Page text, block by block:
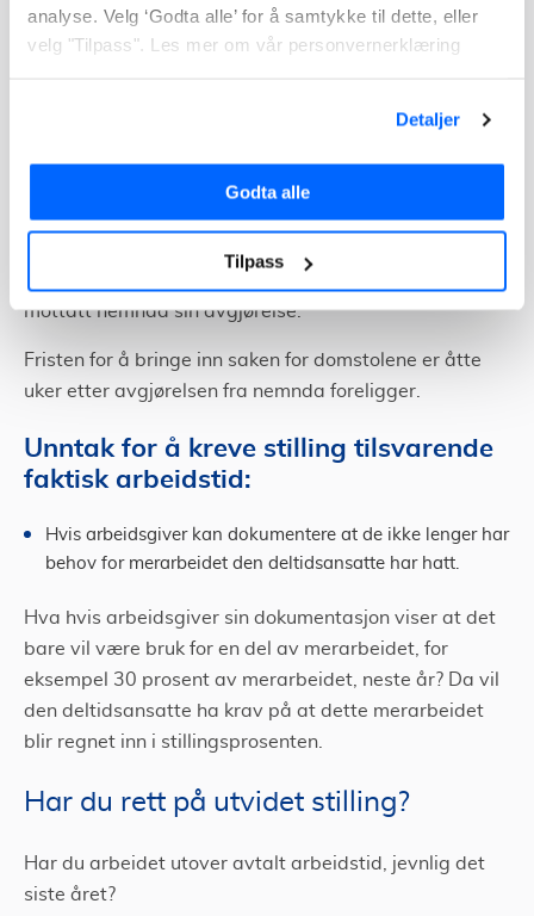
analyse. Velg ‘Godta alle’ for å samtykke til dette, eller
velg "Tilpass". Les mer om vår personvernerklæring
Detaljer
Godta alle
Tilpass
arbeidsgivers avslag.
Tvisteløsningsnemnda mottar veldig mange saker om
rett til stilling tilsvarende faktisk arbeidstid. Derfor må
mottatt nemnda sin avgjørelse.
Fristen for å bringe inn saken for domstolene er åtte
uker etter avgjørelsen fra nemnda foreligger.
Unntak for å kreve stilling tilsvarende
faktisk arbeidstid:
Hvis arbeidsgiver kan dokumentere at de ikke lenger har
behov for merarbeidet den deltidsansatte har hatt.
Hva hvis arbeidsgiver sin dokumentasjon viser at det
bare vil være bruk for en del av merarbeidet, for
eksempel 30 prosent av merarbeidet, neste år? Da vil
den deltidsansatte ha krav på at dette merarbeidet
blir regnet inn i stillingsprosenten.
Har du rett på utvidet stilling?
Har du arbeidet utover avtalt arbeidstid, jevnlig det
siste året?